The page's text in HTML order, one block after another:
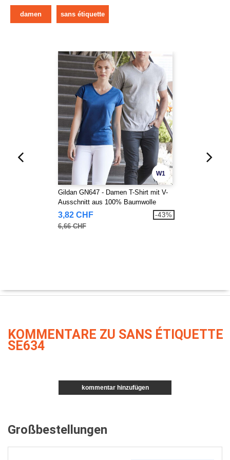
damen sans étiquette
W1
Gildan GN647 - Damen T-Shirt mit V-
Ausschnitt aus 100% Baumwolle
3,82 CHF
6,66 CHF
-43%
KOMMENTARE ZU SANS ÉTIQUETTE
SE634
kommentar hinzufügen
Großbestellungen